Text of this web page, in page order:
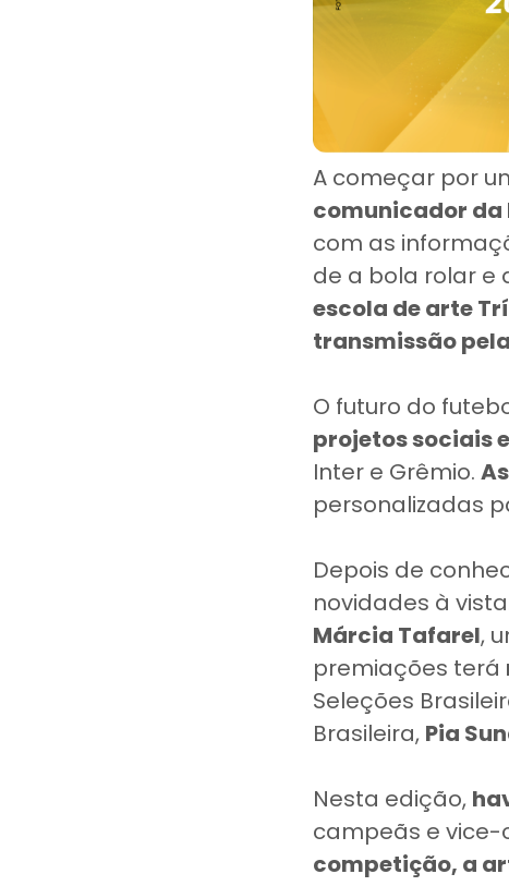
A começar por
comunicador da
com as
de a bola rolar e
escola de arte
transmissão
O futuro do
projetos sociais
Inter e Grêmio.
personalizadas
Depois de
novidades à
Márcia Tafarel,
premiações terá
Seleções
Brasileira, Pia
Nesta edição,
campeãs e vice-
competição, a